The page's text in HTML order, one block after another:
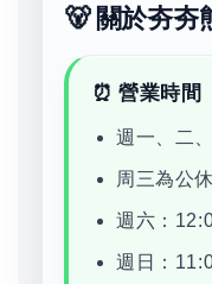
🐻 關於夯夯
⏰ 營業時間
週一、二
周三為公
週六：
週日：